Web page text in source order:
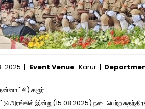
2025 | Event Venue : Karur |
கரூர்.
அரங்கில் இன்று(15.08.2025) நடைபெற்ற